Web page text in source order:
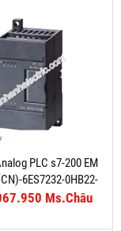
PLC s7-200 EM
6ES7232-0HB22-
0XA8Ms.Châu